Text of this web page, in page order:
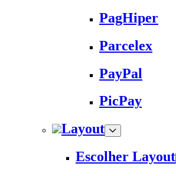
PagHiper
Parcelex
PayPal
PicPay
Layout
Escolher Layout